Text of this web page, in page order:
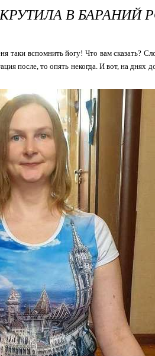
В БАРАНИЙ
таки вспомнить йогу! Что вам сказать?
после, то опять некогда. И вот, на